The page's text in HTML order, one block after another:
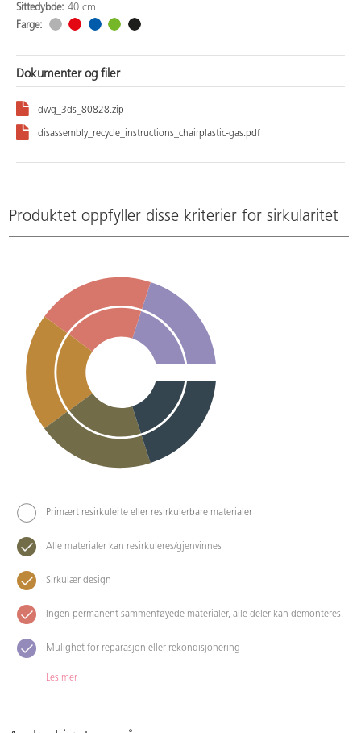
Sittedybde: 40 cm
Farge:
Dokumenter og filer
dwg_3ds_80828.zip
disassembly_recycle_instructions_chairplastic-gas.pdf
Produktet oppfyller disse kriterier for sirkularitet
Primært resirkulerte eller resirkulerbare materialer
Alle materialer kan resirkuleres/gjenvinnes
Sirkulær design
Ingen permanent sammenføyede materialer, alle deler kan demonteres.
Mulighet for reparasjon eller rekondisjonering
Les mer